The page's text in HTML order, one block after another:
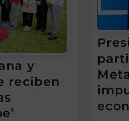
y
reciben